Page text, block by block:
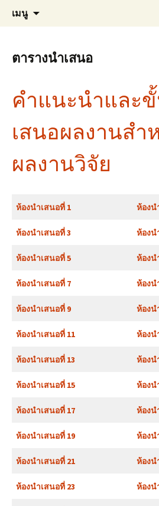
วิทยาลัยนวัตกรรมก
การประชุมสัมมนาวิชาก
เปลี่ยนแปลง ครั้งที่ 8 ประจ
เมนู
ตารางนำเสนอ
คำแนะนำและ
เสนอผลงานสำ
ผลงานวิจัย
ห้องนำเสนอที่ 1 ห้องน
ห้องนำเสนอที่ 3 ห้องน
ห้องนำเสนอที่ 5 ห้องน
ห้องนำเสนอที่ 7 ห้องน
ห้องนำเสนอที่ 9 ห้องน
ห้องนำเสนอที่ 11 ห้องน
ห้องนำเสนอที่ 13 ห้องน
ห้องนำเสนอที่ 15 ห้องน
ห้องนำเสนอที่ 17 ห้องน
ห้องนำเสนอที่ 19 ห้องน
ห้องนำเสนอที่ 21 ห้องน
ห้องนำเสนอที่ 23 ห้องน